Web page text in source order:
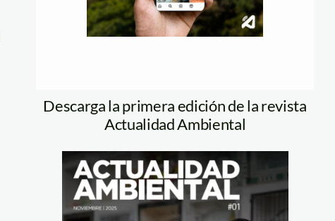
Descarga la primera edición de la revista
Actualidad Ambiental